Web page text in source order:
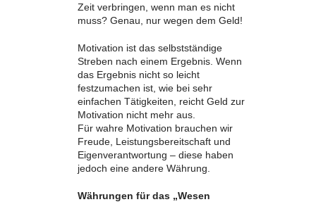
Zeit verbringen, wenn man es nicht
muss? Genau, nur wegen dem Geld!
Motivation ist das selbstständige
Streben nach einem Ergebnis. Wenn
das Ergebnis nicht so leicht
festzumachen ist, wie bei sehr
einfachen Tätigkeiten, reicht Geld zur
Motivation nicht mehr aus.
Für wahre Motivation brauchen wir
Freude, Leistungsbereitschaft und
Eigenverantwortung – diese haben
jedoch eine andere Währung.
Währungen für das „Wesen